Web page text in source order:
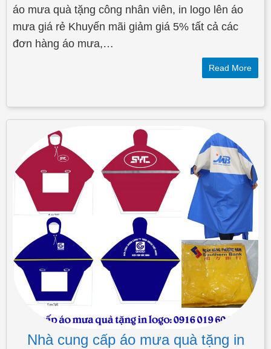
áo mưa quà tặng công nhân viên, in logo lên áo
mưa giá rẻ Khuyến mãi giảm giá 5% tất cả các
đơn hàng áo mưa,…
Read More
Nhà cung cấp áo mưa quà tặng in